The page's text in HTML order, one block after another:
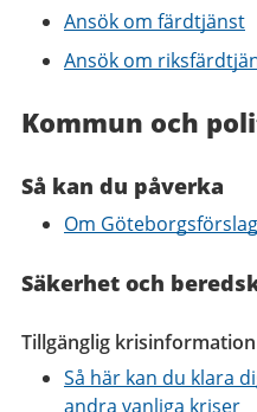
Ansök om färdtjänst
Ansök om
Kommun och
Så kan du påverka
Om
Säkerhet och
Tillgänglig krisinformation
Så här kan du klara
andra vanliga kriser